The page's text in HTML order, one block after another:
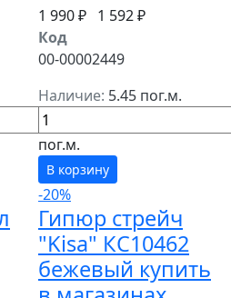
1 990 ₽ 1 592 ₽
Код
00-00002449
Наличие: 5.45 пог.м.
пог.м.
В корзину
-20%
Гипюр стрейч
"Kisa" КС10462
бежевый купить